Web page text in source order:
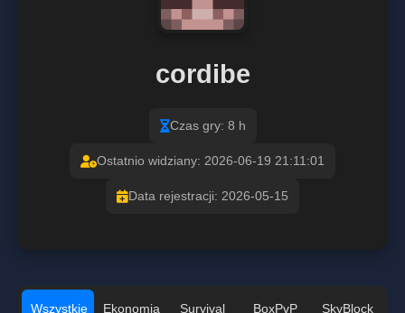
cordibe
Czas gry: 8 h
Ostatnio widziany: 2026-06-19 21:11:01
Data rejestracji: 2026-05-15
Wszystkie Ekonomia Survival BoxPvP SkyBlock